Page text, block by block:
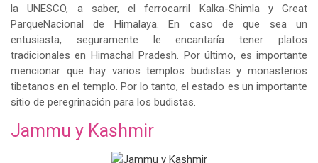
la UNESCO, a saber, el ferrocarril Kalka-Shimla y Great
ParqueNacional de Himalaya. En caso de que sea un
entusiasta, seguramente le encantaría tener platos
tradicionales en Himachal Pradesh. Por último, es importante
mencionar que hay varios templos budistas y monasterios
tibetanos en el templo. Por lo tanto, el estado es un importante
sitio de peregrinación para los budistas.
Jammu y Kashmir